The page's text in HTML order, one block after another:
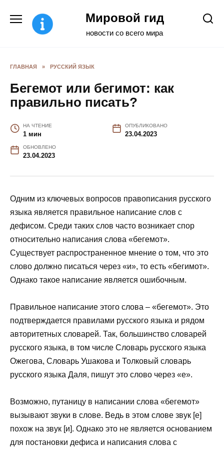
содержанию
Мировой гид
новости со всего мира
ГЛАВНАЯ » РУССКИЙ ЯЗЫК
Бегемот или бегимот: как
правильно писать?
НА ЧТЕНИЕ
1 мин
ОПУБЛИКОВАНО
23.04.2023
ОБНОВЛЕНО
23.04.2023
Одним из ключевых вопросов правописания русского
языка является правильное написание слов с
дефисом. Среди таких слов часто возникает спор
относительно написания слова «бегемот».
Существует распространенное мнение о том, что это
слово должно писаться через «и», то есть «бегимот».
Однако такое написание является ошибочным.
Правильное написание этого слова – «бегемот». Это
подтверждается правилами русского языка и рядом
авторитетных словарей. Так, большинство словарей
русского языка, в том числе Словарь русского языка
Ожегова, Словарь Ушакова и Толковый словарь
русского языка Даля, пишут это слово через «е».
Возможно, путаницу в написании слова «бегемот»
вызывают звуки в слове. Ведь в этом слове звук [е]
похож на звук [и]. Однако это не является основанием
для постановки дефиса и написания слова с